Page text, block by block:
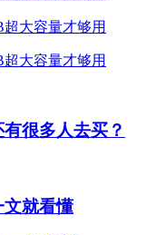
很多人去买？
文就看懂